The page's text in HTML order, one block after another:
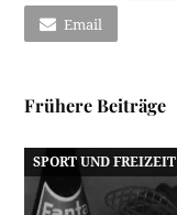
Email
Frühere Beiträge
SPORT UND FREIZEIT